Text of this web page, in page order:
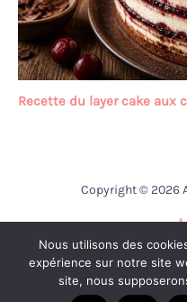
Recette du layer cake aux
Copyright © 2026
Politique
Nous utilisons des
expérience sur notre site
site, nous